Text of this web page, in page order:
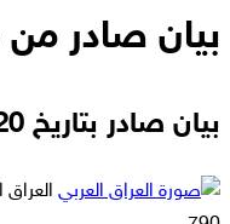
بيان صادر
بيان صادر بتاريخ 2020-10-12
العراق